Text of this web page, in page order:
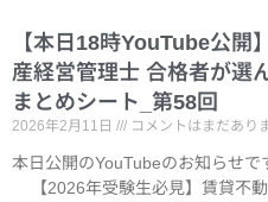
【本日18時YouTube公開
産経営管理士 合格者が選
まとめシート_第58回
2026年2月11日 コメントはまだあり
本日公開のYouTubeのお知らせ
【2026年受験生必見】賃貸不